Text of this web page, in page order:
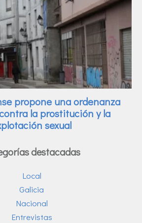
destacadas
Local
Galicia
Nacional
Entrevistas